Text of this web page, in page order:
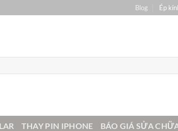
Blog Ép
THAY PIN IPHONE BÁO GIÁ SỬA